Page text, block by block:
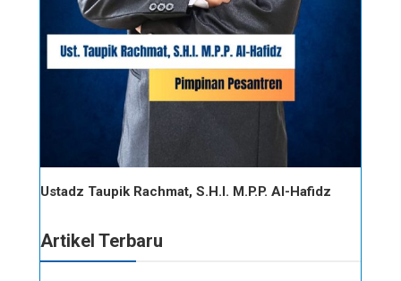
Ustadz Taupik Rachmat, S.H.I. M.P.P. Al-Hafidz
Artikel Terbaru